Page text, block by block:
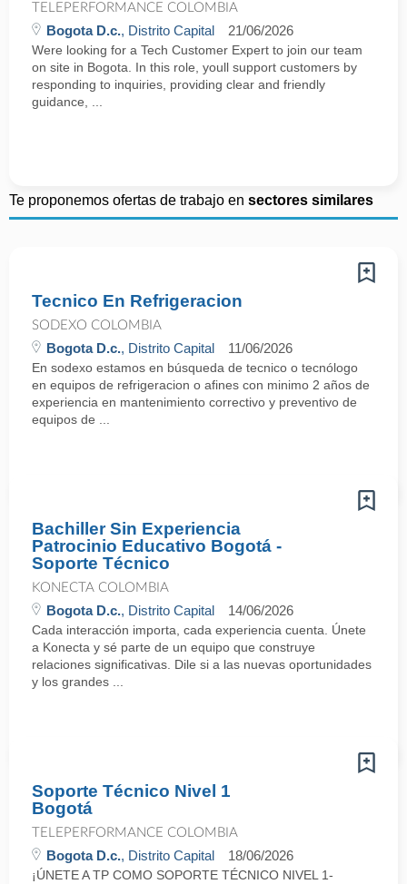
TELEPERFORMANCE COLOMBIA
Bogota D.c., Distrito Capital 21/06/2026
Were looking for a Tech Customer Expert to join our team
on site in Bogota. In this role, youll support customers by
responding to inquiries, providing clear and friendly
guidance, ...
Te proponemos ofertas de trabajo en sectores similares
Tecnico En Refrigeracion
SODEXO COLOMBIA
Bogota D.c., Distrito Capital 11/06/2026
En sodexo estamos en búsqueda de tecnico o tecnólogo
en equipos de refrigeracion o afines con minimo 2 años de
experiencia en mantenimiento correctivo y preventivo de
equipos de ...
Bachiller Sin Experiencia
Patrocinio Educativo Bogotá -
Soporte Técnico
KONECTA COLOMBIA
Bogota D.c., Distrito Capital 14/06/2026
Cada interacción importa, cada experiencia cuenta. Únete
a Konecta y sé parte de un equipo que construye
relaciones significativas. Dile si a las nuevas oportunidades
y los grandes ...
Soporte Técnico Nivel 1
Bogotá
TELEPERFORMANCE COLOMBIA
Bogota D.c., Distrito Capital 18/06/2026
¡ÚNETE A TP COMO SOPORTE TÉCNICO NIVEL 1-